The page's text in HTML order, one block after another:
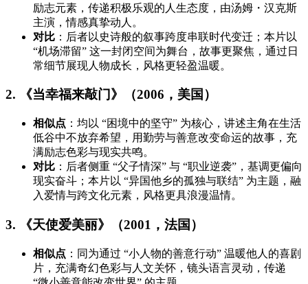
励志元素，传递积极乐观的人生态度，由汤姆・汉克斯
主演，情感真挚动人。
对比 ：后者以史诗般的叙事跨度串联时代变迁；本片以
“机场滞留” 这一封闭空间为舞台，故事更聚焦，通过日
常细节展现人物成长，风格更轻盈温暖。
2. 《当幸福来敲门》（2006，美国）
相似点 ：均以 “困境中的坚守” 为核心，讲述主角在生活
低谷中不放弃希望，用勤劳与善意改变命运的故事，充
满励志色彩与现实共鸣。
对比 ：后者侧重 “父子情深” 与 “职业逆袭”，基调更偏向
现实奋斗；本片以 “异国他乡的孤独与联结” 为主题，融
入爱情与跨文化元素，风格更具浪漫温情。
3. 《天使爱美丽》（2001，法国）
相似点 ：同为通过 “小人物的善意行动” 温暖他人的喜剧
片，充满奇幻色彩与人文关怀，镜头语言灵动，传递